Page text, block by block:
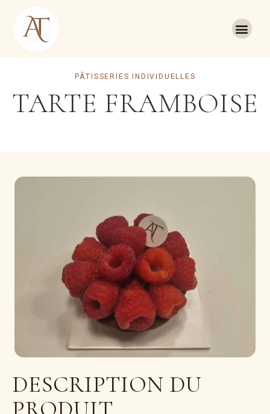
PÂTISSERIES INDIVIDUELLES
TARTE FRAMBOISE
DESCRIPTION DU